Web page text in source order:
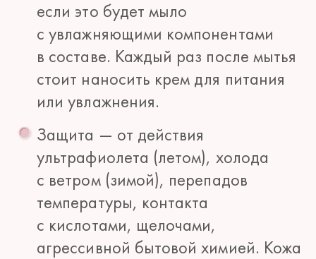
если это будет мыло
с увлажняющими компонентами
в составе. Каждый раз после мытья
стоит наносить крем для питания
или увлажнения.
Защита — от действия
ультрафиолета (летом), холода
с ветром (зимой), перепадов
температуры, контакта
с кислотами, щелочами,
агрессивной бытовой химией. Кожа